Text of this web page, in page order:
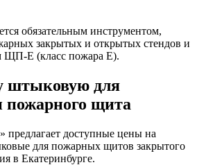
обязательным инструментом,
закрытых и открытых стендов и
ЩП-Е (класс пожара E).
штыковую для
пожарного щита
предлагает доступные цены на
для пожарных щитов закрытого
в Екатеринбурге.